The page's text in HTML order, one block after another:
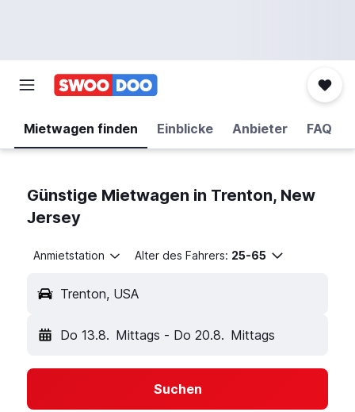
Mietwagen finden Einblicke Anbieter FAQ
Günstige Mietwagen in Trenton, New
Jersey
Anmietstation Alter des Fahrers: 25-65
Trenton, USA
Do 13.8. Mittags - Do 20.8. Mittags
Suchen